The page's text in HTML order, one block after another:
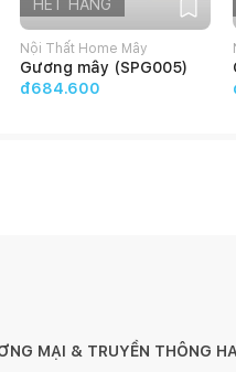
HẾT HÀNG
Nội Thất Home Mây
Gương mây (SPG005)
đ684.600
MẠI & TRUYỀN THÔNG